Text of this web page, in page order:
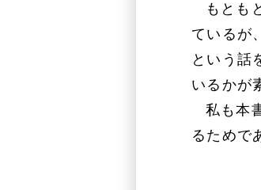
もとも
ているが
という話
いるかが
私も本
るためで